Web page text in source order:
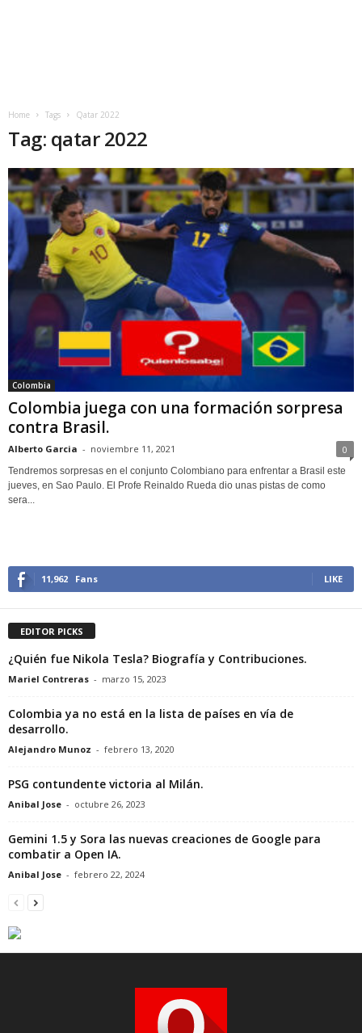
Home Tags Qatar 2022
Tag: qatar 2022
Colombia
Colombia juega con una formación sorpresa
contra Brasil.
Alberto Garcia - noviembre 11, 2021 0
Tendremos sorpresas en el conjunto Colombiano para enfrentar a Brasil este
jueves, en Sao Paulo. El Profe Reinaldo Rueda dio unas pistas de como
sera...
11,962 Fans LIKE
EDITOR PICKS
¿Quién fue Nikola Tesla? Biografía y Contribuciones.
Mariel Contreras - marzo 15, 2023
Colombia ya no está en la lista de países en vía de
desarrollo.
Alejandro Munoz - febrero 13, 2020
PSG contundente victoria al Milán.
Anibal Jose - octubre 26, 2023
Gemini 1.5 y Sora las nuevas creaciones de Google para
combatir a Open IA.
Anibal Jose - febrero 22, 2024